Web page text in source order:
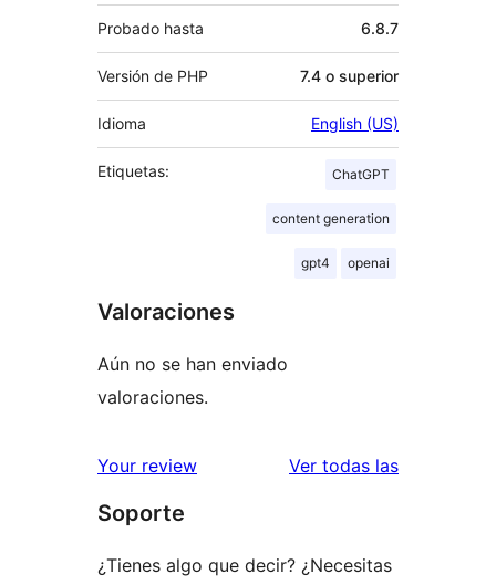
Probado hasta 6.8.7
Versión de PHP 7.4 o superior
Idioma English (US)
Etiquetas: ChatGPT
content generation
gpt4 openai
Valoraciones
Aún no se han enviado
valoraciones.
Your review Ver todas las
Soporte
¿Tienes algo que decir? ¿Necesitas